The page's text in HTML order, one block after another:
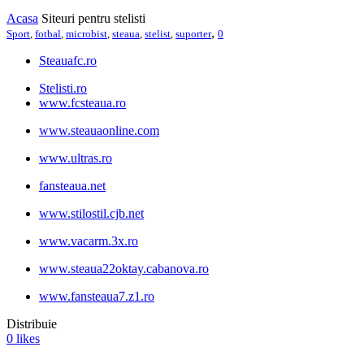
Acasa Siteuri pentru stelisti
Sport fotbal microbist steaua stelist suporter, 0
Steauafc.ro
Stelisti.ro
www.fcsteaua.ro
www.steauaonline.com
www.ultras.ro
fansteaua.net
www.stilostil.cjb.net
www.vacarm.3x.ro
www.steaua22oktay.cabanova.ro
www.fansteaua7.z1.ro
Distribuie
0 likes